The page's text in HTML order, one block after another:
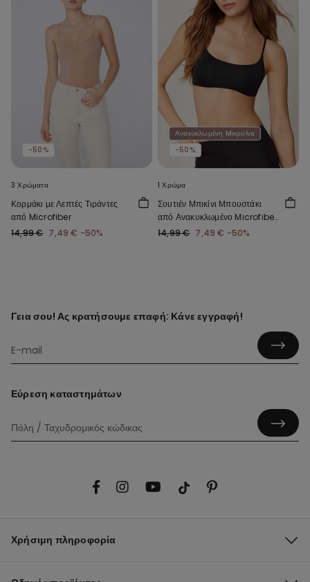
-50%
3 Χρώματα
Κορμάκι με Λεπτές Τιράντες
από Microfiber
14,99 € 7,49 € -50%
Ανακυκλωμένη Mικροϊνα
-50%
1 Χρώμα
Σουτιέν Μπικίνι Μπουστάκι
από Ανακυκλωμένο Microfiber
με Αφαιρούμενη Ενίσχυση
14,99 € 7,49 € -50%
Γεια σου! Ας κρατήσουμε επαφή: Κάνε εγγραφή!
Εύρεση καταστημάτων
Χρήσιμη πληροφορία